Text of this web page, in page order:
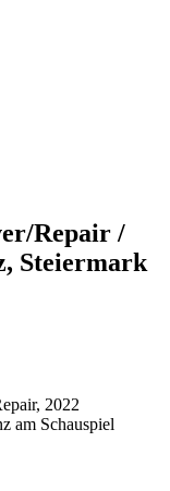
Repair /
Steiermark
2022
am Schauspiel